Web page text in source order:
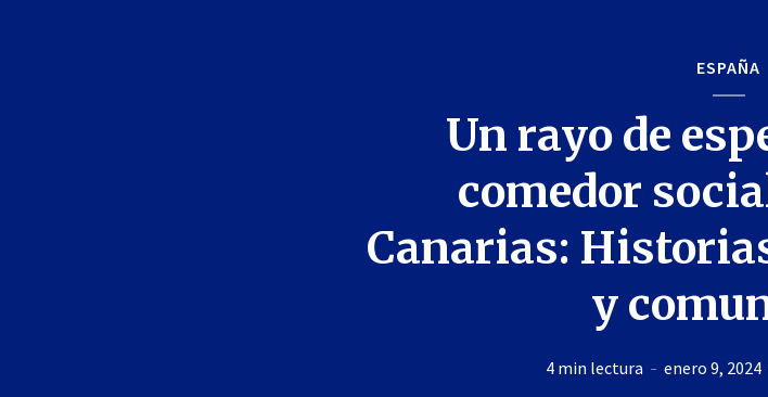
ESPAÑA
Un rayo de
comedor
Canarias:
y
4 min lectura enero 9, 2024